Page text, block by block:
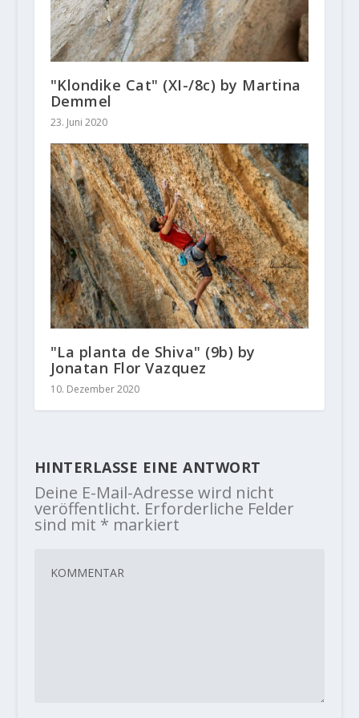
"Klondike Cat" (XI-/8c) by Martina
Demmel
23. Juni 2020
"La planta de Shiva" (9b) by
Jonatan Flor Vazquez
10. Dezember 2020
HINTERLASSE EINE ANTWORT
Deine E-Mail-Adresse wird nicht
veröffentlicht. Erforderliche Felder
sind mit * markiert